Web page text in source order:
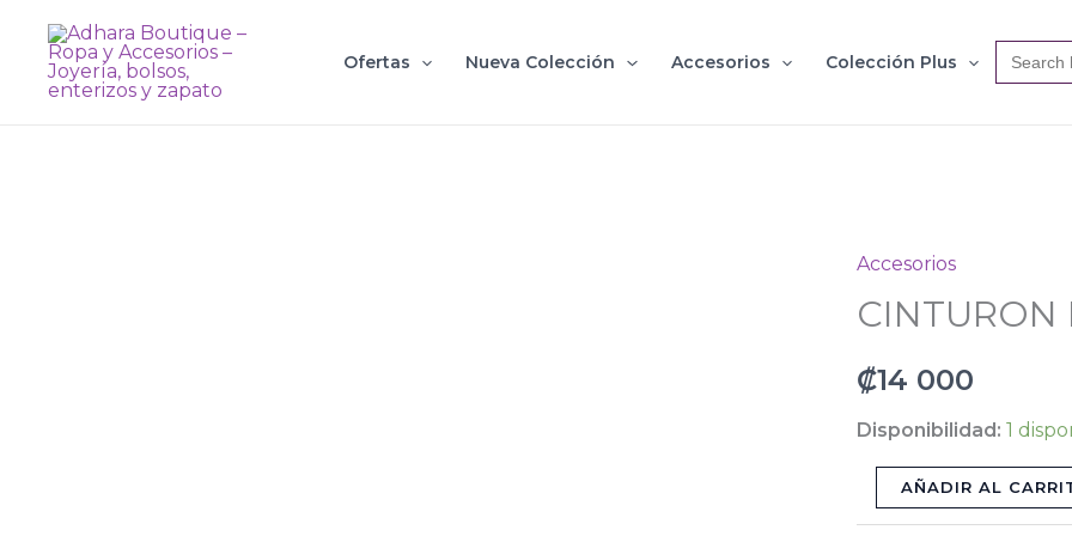
contenido
Ofertas Nueva Colección Accesorios Colección Plus
Search
for:
Accesorios
CINTURON
₡14 000
Disponibilidad: 1
CINTURON
BEIGE
cantidad
AÑADIR AL